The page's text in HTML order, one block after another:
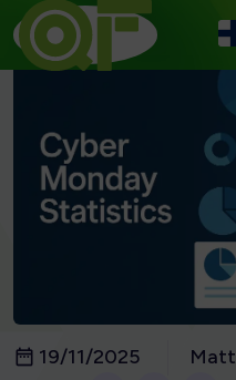
19/11/2025 Matt